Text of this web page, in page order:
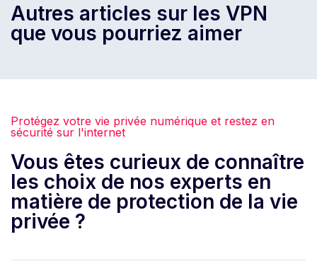
Autres articles sur les VPN
que vous pourriez aimer
Protégez votre vie privée numérique et restez en
sécurité sur l'internet
Vous êtes curieux de connaître
les choix de nos experts en
matière de protection de la vie
privée ?